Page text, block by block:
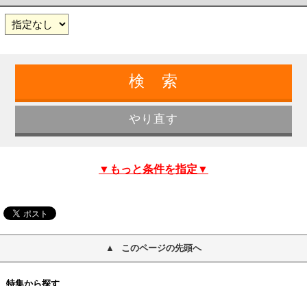
▼もっと条件を指定▼
このページの先頭へ
特集から探す